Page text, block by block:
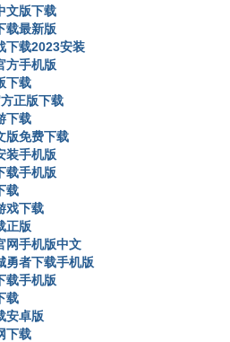
文版下载
载最新版
下载2023安装
方手机版
下载
正版下载
下载
版免费下载
装手机版
载手机版
载
戏下载
正版
网手机版中文
勇者下载手机版
载手机版
载
安卓版
下载